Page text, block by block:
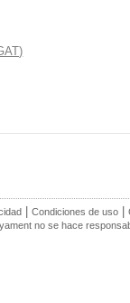
Condiciones de uso
no se hace